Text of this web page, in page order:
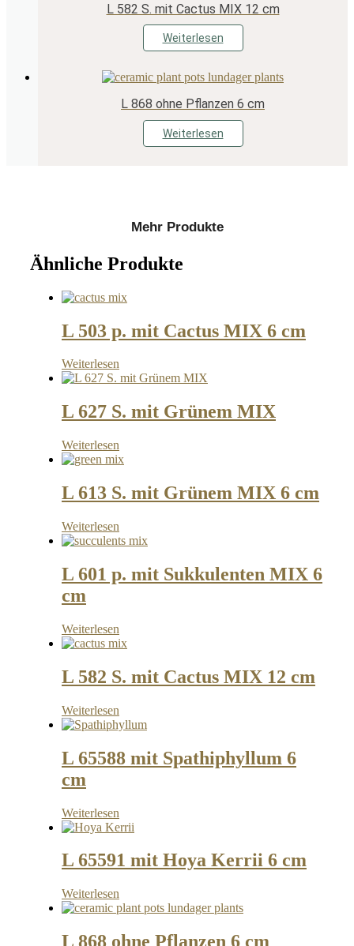
L 582 S. mit Cactus MIX 12 cm
Weiterlesen
L 868 ohne Pflanzen 6 cm
Weiterlesen
Mehr Produkte
Ähnliche Produkte
L 503 p. mit Cactus MIX 6 cm
Weiterlesen
L 627 S. mit Grünem MIX
Weiterlesen
L 613 S. mit Grünem MIX 6 cm
Weiterlesen
L 601 p. mit Sukkulenten MIX 6
cm
Weiterlesen
L 582 S. mit Cactus MIX 12 cm
Weiterlesen
L 65588 mit Spathiphyllum 6
cm
Weiterlesen
L 65591 mit Hoya Kerrii 6 cm
Weiterlesen
L 868 ohne Pflanzen 6 cm